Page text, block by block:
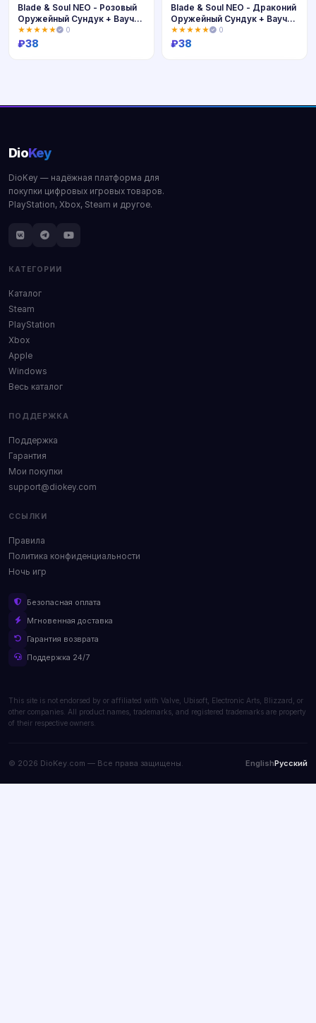
Blade & Soul NEO - Розовый
Оружейный Сундук + Ваучер
Изменения Персонажа |
Ключ
★★★★★ 0
₽38
Blade & Soul NEO - Драконий
Оружейный Сундук + Ваучер
Изменения Персонажа |
Ключ
★★★★★ 0
₽38
DioKey
DioKey — надёжная платформа для
покупки цифровых игровых товаров.
PlayStation, Xbox, Steam и другое.
КАТЕГОРИИ
Каталог
Steam
PlayStation
Xbox
Apple
Windows
Весь каталог
ПОДДЕРЖКА
Поддержка
Гарантия
Мои покупки
support@diokey.com
ССЫЛКИ
Правила
Политика конфиденциальности
Ночь игр
Безопасная оплата
Мгновенная доставка
Гарантия возврата
Поддержка 24/7
This site is not endorsed by or affiliated with Valve, Ubisoft, Electronic Arts, Blizzard, or
other companies. All product names, trademarks, and registered trademarks are property
of their respective owners.
© 2026 DioKey.com — Все права защищены. EnglishРусский